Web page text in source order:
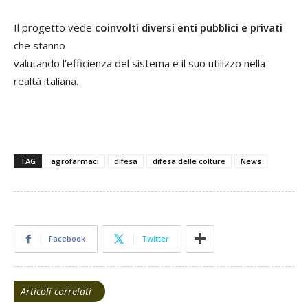
Il progetto vede coinvolti diversi enti pubblici e privati
che stanno
valutando l’efficienza del sistema e il suo utilizzo nella
realtà italiana.
TAG agrofarmaci difesa difesa delle colture News
Facebook Twitter
Articoli correlati